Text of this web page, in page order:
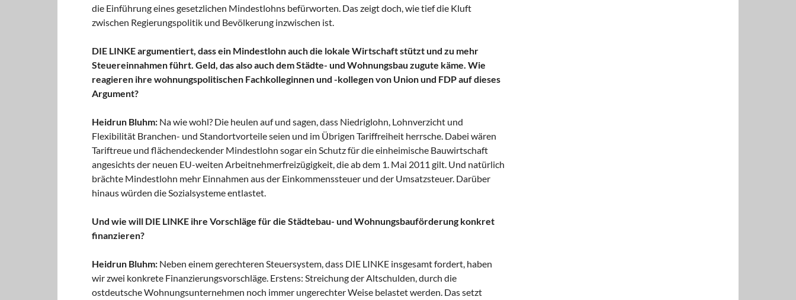
die Einführung eines gesetzlichen Mindestlohns befürworten. Das zeigt doch, wie tief die Kluft
zwischen Regierungspolitik und Bevölkerung inzwischen ist.
DIE LINKE argumentiert, dass ein Mindestlohn auch die lokale Wirtschaft stützt und zu mehr
Steuereinnahmen führt. Geld, das also auch dem Städte- und Wohnungsbau zugute käme. Wie
reagieren ihre wohnungspolitischen Fachkolleginnen und -kollegen von Union und FDP auf dieses
Argument?
Heidrun Bluhm:Na wie wohl? Die heulen auf und sagen, dass Niedriglohn, Lohnverzicht und
Flexibilität Branchen- und Standortvorteile seien und im Übrigen Tariffreiheit herrsche. Dabei wären
Tariftreue und flächendeckender Mindestlohn sogar ein Schutz für die einheimische Bauwirtschaft
angesichts der neuen EU-weiten Arbeitnehmerfreizügigkeit, die ab dem 1. Mai 2011 gilt. Und natürlich
brächte Mindestlohn mehr Einnahmen aus der Einkommenssteuer und der Umsatzsteuer. Darüber
hinaus würden die Sozialsysteme entlastet.
Und wie will DIE LINKE ihre Vorschläge für die Städtebau- und Wohnungsbauförderung konkret
finanzieren?
Heidrun Bluhm:Neben einem gerechteren Steuersystem, dass DIE LINKE insgesamt fordert, haben
wir zwei konkrete Finanzierungsvorschläge. Erstens: Streichung der Altschulden, durch die
ostdeutsche Wohnungsunternehmen noch immer ungerechter Weise belastet werden. Das setzt